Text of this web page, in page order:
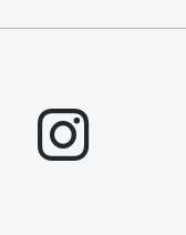
instagram